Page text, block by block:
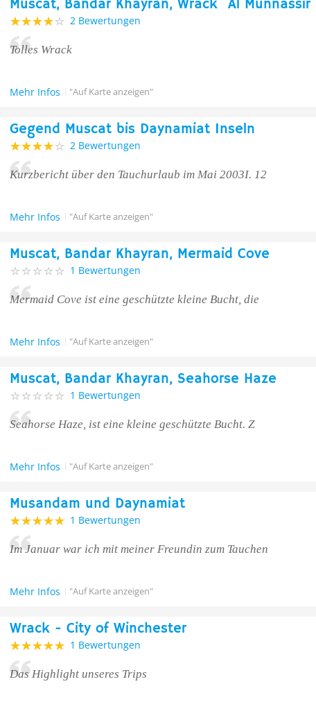
Muscat, Bandar Khayran, Wrack ´Al Munnassir´
2 Bewertungen
Tolles Wrack
Mehr Infos "Auf Karte anzeigen"
Gegend Muscat bis Daynamiat Inseln
2 Bewertungen
Kurzbericht über den Tauchurlaub im Mai 2003I. 12
Mehr Infos "Auf Karte anzeigen"
Muscat, Bandar Khayran, Mermaid Cove
1 Bewertungen
Mermaid Cove ist eine geschützte kleine Bucht, die
Mehr Infos "Auf Karte anzeigen"
Muscat, Bandar Khayran, Seahorse Haze
1 Bewertungen
Seahorse Haze, ist eine kleine geschützte Bucht. Z
Mehr Infos "Auf Karte anzeigen"
Musandam und Daynamiat
1 Bewertungen
Im Januar war ich mit meiner Freundin zum Tauchen
Mehr Infos "Auf Karte anzeigen"
Wrack - City of Winchester
1 Bewertungen
Das Highlight unseres Trips